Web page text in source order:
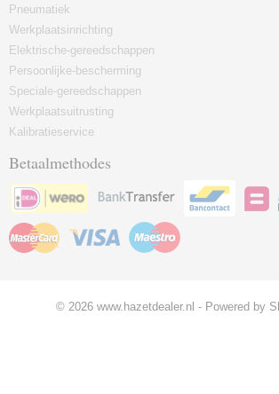
Pneumatiek
Werkplaatsinrichting
Elektrische-gereedschappen
Persoonlijke-bescherming
Speciale-gereedschappen
Werkplaatsuitrusting
Kalibratieservice
Betaalmethodes
© 2026 www.hazetdealer.nl - Powered by